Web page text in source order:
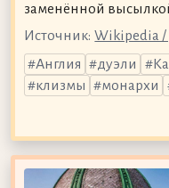
заменённой
Источник: Wikipedia /
Англия
дуэли
клизмы
монархи